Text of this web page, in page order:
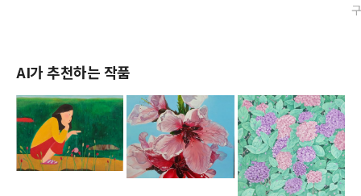
AI가 추천하는 작품